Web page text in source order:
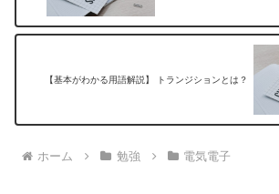
【基本がわかる用語解説】 トランジションとは？
ホーム 勉強 電気電子